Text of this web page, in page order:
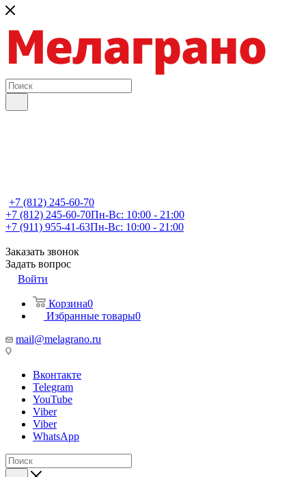
+7 (812) 245-60-70
+7 (812) 245-60-70Пн-Вс: 10:00 - 21:00
+7 (911) 955-41-63Пн-Вс: 10:00 - 21:00
Заказать звонок
Задать вопрос
Войти
Корзина0
Избранные товары0
mail@melagrano.ru
Вконтакте
Telegram
YouTube
Viber
Viber
WhatsApp